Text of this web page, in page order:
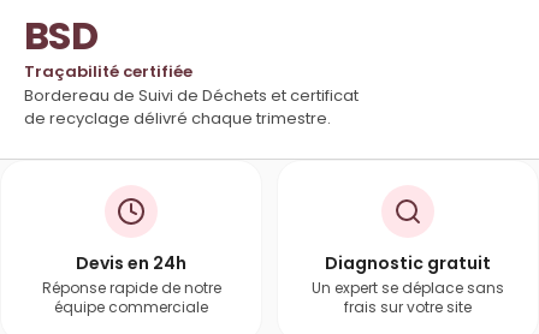
BSD
Traçabilité certifiée
Bordereau de Suivi de Déchets et certificat
de recyclage délivré chaque trimestre.
Devis en 24h
Réponse rapide de notre
équipe commerciale
Diagnostic gratuit
Un expert se déplace sans
frais sur votre site